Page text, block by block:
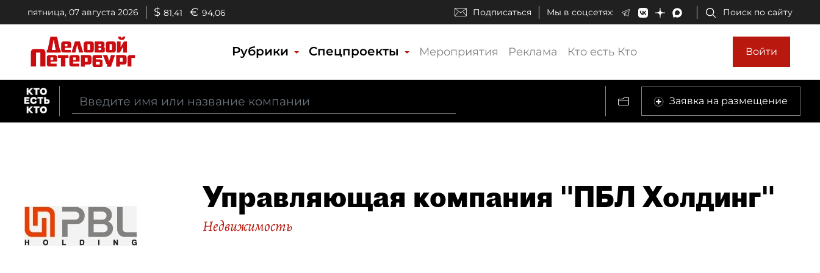
пятница, 07 августа 2026 $ 81,41 € 94,06 Подписаться Мы в соцсетях: Поиск по сайту
Рубрики Спецпроекты Мероприятия Реклама Кто есть Кто Войти
Заявка на размещение
Управляющая компания "ПБЛ Холдинг"
Недвижимость